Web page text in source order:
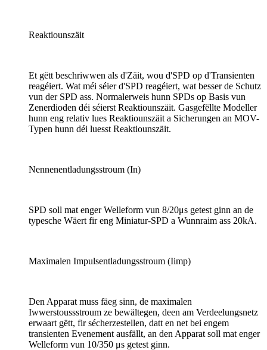
Reaktiounszäit
Et gëtt beschriwwen als d'Zäit, wou d'SPD op d'Transienten
reagéiert. Wat méi séier d'SPD reagéiert, wat besser de Schutz
vun der SPD ass. Normalerweis hunn SPDs op Basis vun
Zenerdioden déi séierst Reaktiounszäit. Gasgefëllte Modeller
hunn eng relativ lues Reaktiounszäit a Sicherungen an MOV-
Typen hunn déi luesst Reaktiounszäit.
Nennenentladungsstroum (In)
SPD soll mat enger Welleform vun 8/20μs getest ginn an de
typesche Wäert fir eng Miniatur-SPD a Wunnraim ass 20kA.
Maximalen Impulsentladungsstroum (Iimp)
Den Apparat muss fäeg sinn, de maximalen
Iwwerstoussstroum ze bewältegen, deen am Verdeelungsnetz
erwaart gëtt, fir sécherzestellen, datt en net bei engem
transienten Evenement ausfällt, an den Apparat soll mat enger
Welleform vun 10/350 μs getest ginn.